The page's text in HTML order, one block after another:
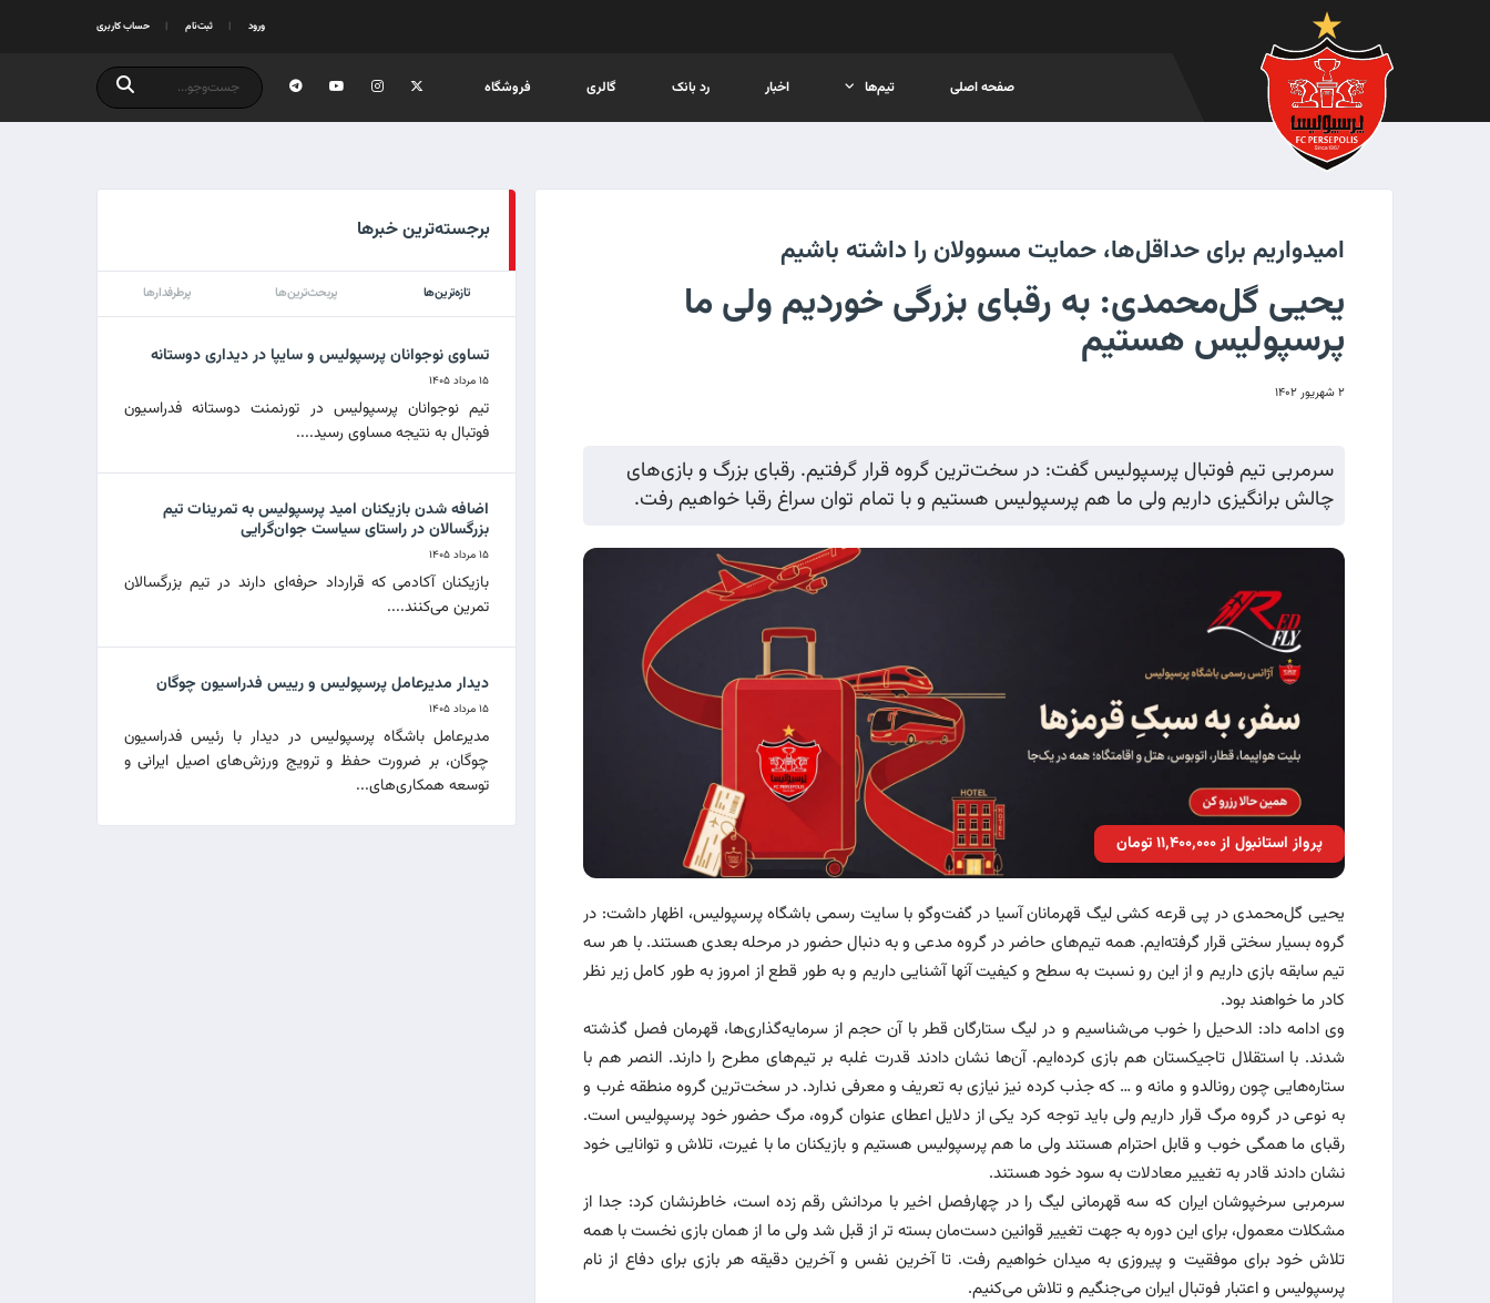
ورود ثبت‌نام حساب کاربری
صفحه اصلی تیم‌ها اخبار رد بانک گالری فروشگاه
امیدواریم برای حداقل‌ها، حمایت مسوولان را داشته باشیم
یحیی گل‌محمدی: به رقبای بزرگی خوردیم ولی ما
پرسپولیس هستیم
۲ شهریور ۱۴۰۲
سرمربی تیم فوتبال پرسپولیس گفت: در سخت‌ترین گروه قرار گرفتیم. رقبای بزرگ و بازی‌های
چالش برانگیزی داریم ولی ما هم پرسپولیس هستیم و با تمام توان سراغ رقبا خواهیم رفت.
پرواز استانبول از ۱۱٬۴۰۰٬۰۰۰ تومان
یحیی گل‌محمدی در پی قرعه کشی لیگ قهرمانان آسیا در گفت‌وگو با سایت رسمی باشگاه پرسپولیس، اظهار داشت: در
گروه بسیار سختی قرار گرفته‌ایم. همه تیم‌های حاضر در گروه مدعی و به دنبال حضور در مرحله بعدی هستند. با هر سه
تیم سابقه بازی داریم و از این رو نسبت به سطح و کیفیت آنها آشنایی داریم و به طور قطع از امروز به طور کامل زیر نظر
کادر ما خواهند بود.
وی ادامه داد: الدحیل را خوب می‌شناسیم و در لیگ ستارگان قطر با آن حجم از سرمایه‌گذاری‌ها، قهرمان فصل گذشته
شدند. با استقلال تاجیکستان هم بازی کرده‌ایم. آن‌ها نشان دادند قدرت غلبه بر تیم‌های مطرح را دارند. النصر هم با
ستاره‌هایی چون رونالدو و مانه و … که جذب کرده نیز نیازی به تعریف و معرفی ندارد. در سخت‌ترین گروه منطقه غرب و
به نوعی در گروه مرگ قرار داریم ولی باید توجه کرد یکی از دلایل اعطای عنوان گروه، مرگ حضور خود پرسپولیس است.
رقبای ما همگی خوب و قابل احترام هستند ولی ما هم پرسپولیس هستیم و بازیکنان ما با غیرت، تلاش و توانایی خود
نشان دادند قادر به تغییر معادلات به سود خود هستند.
سرمربی سرخپوشان ایران که سه قهرمانی لیگ را در چهارفصل اخیر با مردانش رقم زده است، خاطرنشان کرد: جدا از
مشکلات معمول، برای این دوره به جهت تغییر قوانین دست‌مان بسته تر از قبل شد ولی ما از همان بازی نخست با همه
تلاش خود برای موفقیت و پیروزی به میدان خواهیم رفت. تا آخرین نفس و آخرین دقیقه هر بازی برای دفاع از نام
پرسپولیس و اعتبار فوتبال ایران می‌جنگیم و تلاش می‌کنیم.
برجسته‌ترین خبرها
تازه‌ترین‌ها پربحث‌ترین‌ها پرطرفدارها
تساوی نوجوانان پرسپولیس و سایپا در دیداری دوستانه
۱۵ مرداد ۱۴۰۵
تیم نوجوانان پرسپولیس در تورنمنت دوستانه فدراسیون
فوتبال به نتیجه مساوی رسید....
اضافه شدن بازیکنان امید پرسپولیس به تمرینات تیم
بزرگسالان در راستای سیاست جوان‌گرایی
۱۵ مرداد ۱۴۰۵
بازیکنان آکادمی که قرارداد حرفه‌ای دارند در تیم بزرگسالان
تمرین می‌کنند....
دیدار مدیرعامل پرسپولیس و رییس فدراسیون چوگان
۱۵ مرداد ۱۴۰۵
مدیرعامل باشگاه پرسپولیس در دیدار با رئیس فدراسیون
چوگان، بر ضرورت حفظ و ترویج ورزش‌های اصیل ایرانی و
توسعه همکاری‌های...